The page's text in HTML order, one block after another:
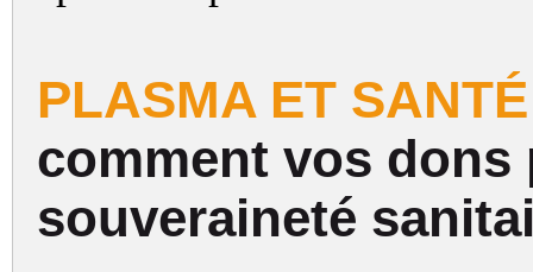
PLASMA ET
comment vos dons
souveraineté